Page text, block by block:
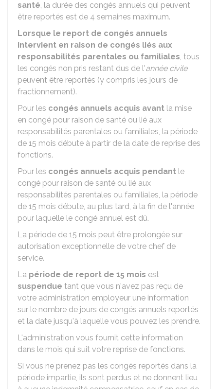
santé, la durée des congés annuels qui peuvent
être reportés est de 4 semaines maximum.
Lorsque le report de congés annuels
intervient en raison de congés liés aux
responsabilités parentales ou familiales, tous
les congés non pris restant dus de l'année civile
peuvent être reportés (y compris les jours de
fractionnement).
Pour les congés annuels acquis avant la mise
en congé pour raison de santé ou lié aux
responsabilités parentales ou familiales, la période
de 15 mois débute à partir de la date de reprise des
fonctions.
Pour les congés annuels acquis pendant le
congé pour raison de santé ou lié aux
responsabilités parentales ou familiales, la période
de 15 mois débute, au plus tard, à la fin de l'année
pour laquelle le congé annuel est dû.
La période de 15 mois peut être prolongée sur
autorisation exceptionnelle de votre chef de
service.
La période de report de 15 mois est
suspendue tant que vous n'avez pas reçu de
votre administration employeur une information
sur le nombre de jours de congés annuels reportés
et la date jusqu'à laquelle vous pouvez les prendre.
L'administration vous fournit cette information
dans le mois qui suit votre reprise de fonctions.
Si vous ne prenez pas les congés reportés dans la
période impartie, ils sont perdus et ne donnent lieu